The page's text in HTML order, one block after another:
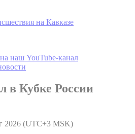
на Кавказе
наш YouTube-канал
в Кубке России
2026 (UTC+3 MSK)